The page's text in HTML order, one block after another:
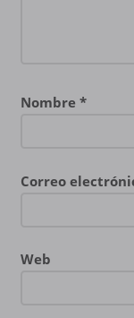
Nombre *
Correo
Web